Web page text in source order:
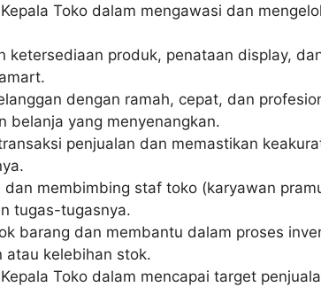
Toko dalam mengawasi dan
ketersediaan produk, penataan display,
dengan ramah, cepat, dan
belanja yang menyenangkan.
penjualan dan memastikan
dan membimbing staf toko (karyawan
tugas-tugasnya.
barang dan membantu dalam proses
atau kelebihan stok.
Toko dalam mencapai target